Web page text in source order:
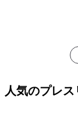
人気のプレス